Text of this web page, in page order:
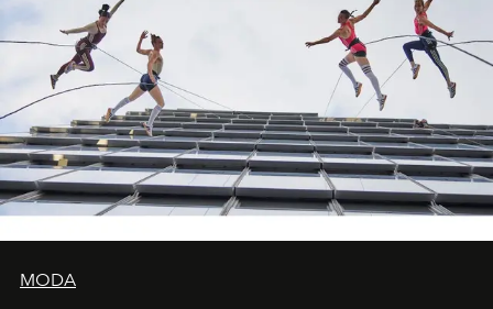
MODA